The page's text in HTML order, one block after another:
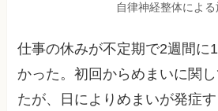
自律神経整体によ
仕事の休みが不定期で2週間に
かった。初回からめまいに関
たが、日によりめまいが発症